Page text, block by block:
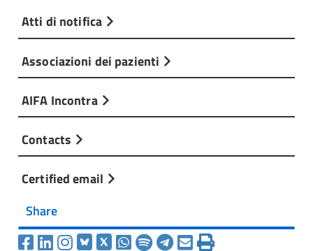
Atti di notifica
Associazioni dei pazienti
AIFA Incontra
Contacts
Certified email
Share